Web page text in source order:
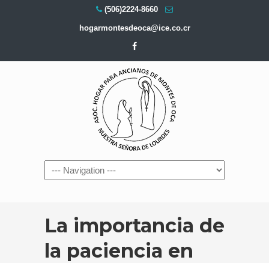
(506)2224-8660
hogarmontesdeoca@ice.co.cr
Navigation
La importancia de
la paciencia en